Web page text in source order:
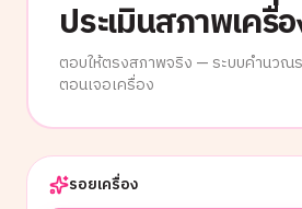
ประเมินสภาพเครื่
ตอบให้ตรงสภาพจริง — ระบบคำนวณ
ตอนเจอเครื่อง
รอยเครื่อง